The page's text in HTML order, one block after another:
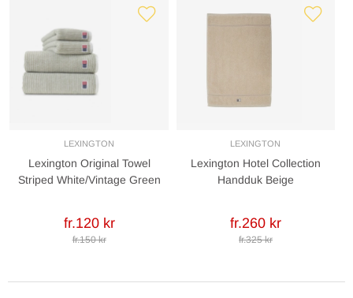
LEXINGTON
Lexington Original Towel
Striped White/Vintage Green
fr.120 kr
fr.150 kr
LEXINGTON
Lexington Hotel Collection
Handduk Beige
fr.260 kr
fr.325 kr